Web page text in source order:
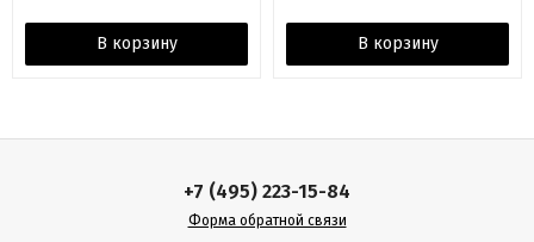
В корзину В корзину
+7 (495) 223-15-84
Форма обратной связи